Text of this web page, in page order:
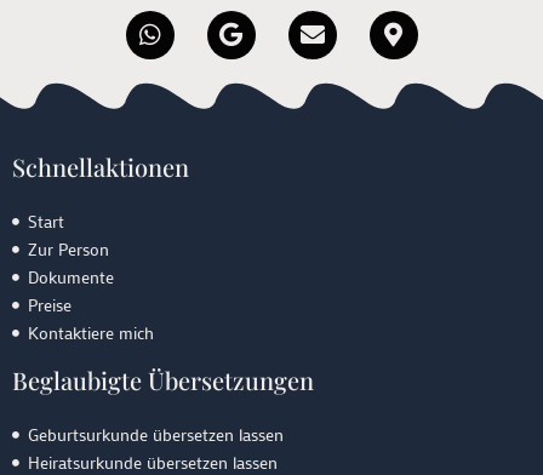
W
h
t
p
G
o
g
E
n
e
M
a
-
Schnellaktionen
Start
Zur Person
Dokumente
Preise
Kontaktiere mich
Beglaubigte Übersetzungen
Geburtsurkunde übersetzen lassen
Heiratsurkunde übersetzen lassen